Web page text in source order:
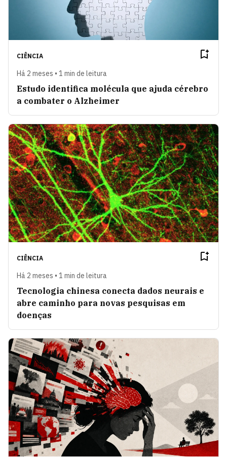
CIÊNCIA
Há 2 meses • 1 min de leitura
Estudo identifica molécula que ajuda cérebro
a combater o Alzheimer
CIÊNCIA
Há 2 meses • 1 min de leitura
Tecnologia chinesa conecta dados neurais e
abre caminho para novas pesquisas em
doenças